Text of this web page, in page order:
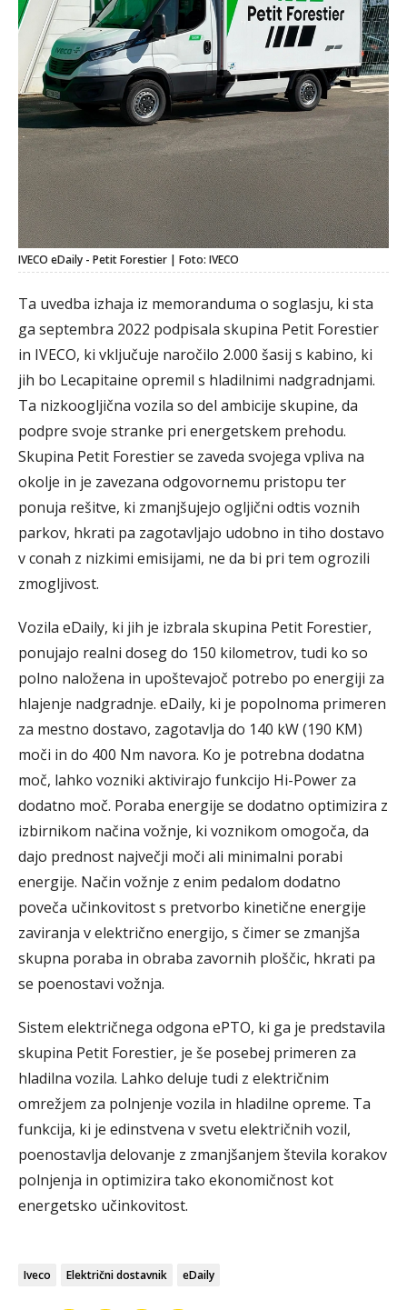
IVECO eDaily - Petit Forestier | Foto: IVECO
Ta uvedba izhaja iz memoranduma o soglasju, ki sta
ga septembra 2022 podpisala skupina Petit Forestier
in IVECO, ki vključuje naročilo 2.000 šasij s kabino, ki
jih bo Lecapitaine opremil s hladilnimi nadgradnjami.
Ta nizkoogljična vozila so del ambicije skupine, da
podpre svoje stranke pri energetskem prehodu.
Skupina Petit Forestier se zaveda svojega vpliva na
okolje in je zavezana odgovornemu pristopu ter
ponuja rešitve, ki zmanjšujejo ogljični odtis voznih
parkov, hkrati pa zagotavljajo udobno in tiho dostavo
v conah z nizkimi emisijami, ne da bi pri tem ogrozili
zmogljivost.
Vozila eDaily, ki jih je izbrala skupina Petit Forestier,
ponujajo realni doseg do 150 kilometrov, tudi ko so
polno naložena in upoštevajoč potrebo po energiji za
hlajenje nadgradnje. eDaily, ki je popolnoma primeren
za mestno dostavo, zagotavlja do 140 kW (190 KM)
moči in do 400 Nm navora. Ko je potrebna dodatna
moč, lahko vozniki aktivirajo funkcijo Hi-Power za
dodatno moč. Poraba energije se dodatno optimizira z
izbirnikom načina vožnje, ki voznikom omogoča, da
dajo prednost največji moči ali minimalni porabi
energije. Način vožnje z enim pedalom dodatno
poveča učinkovitost s pretvorbo kinetične energije
zaviranja v električno energijo, s čimer se zmanjša
skupna poraba in obraba zavornih ploščic, hkrati pa
se poenostavi vožnja.
Sistem električnega odgona ePTO, ki ga je predstavila
skupina Petit Forestier, je še posebej primeren za
hladilna vozila. Lahko deluje tudi z električnim
omrežjem za polnjenje vozila in hladilne opreme. Ta
funkcija, ki je edinstvena v svetu električnih vozil,
poenostavlja delovanje z zmanjšanjem števila korakov
polnjenja in optimizira tako ekonomičnost kot
energetsko učinkovitost.
Iveco Električni dostavnik eDaily